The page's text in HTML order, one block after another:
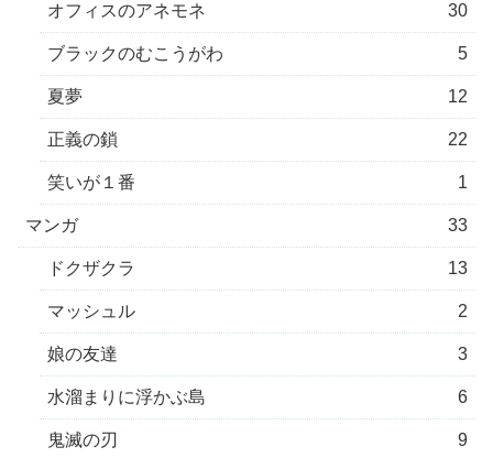
オフィスのアネモネ 30
ブラックのむこうがわ 5
夏夢 12
正義の鎖 22
笑いが１番 1
マンガ 33
ドクザクラ 13
マッシュル 2
娘の友達 3
水溜まりに浮かぶ島 6
鬼滅の刃 9